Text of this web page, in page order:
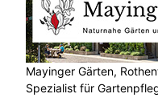
Mayinger Gärten,
Spezialist für